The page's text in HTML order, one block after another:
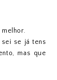
melhor.
sei se já tens
mas que